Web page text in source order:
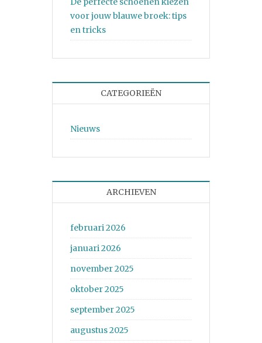
voor jouw blauwe broek: tips
en tricks
CATEGORIEËN
Nieuws
ARCHIEVEN
februari 2026
januari 2026
november 2025
oktober 2025
september 2025
augustus 2025